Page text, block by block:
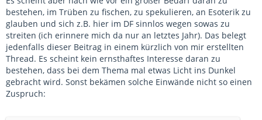
bestehen, im Trüben zu fischen, zu spekulieren, an Esoterik zu
glauben und sich z.B. hier im DF sinnlos wegen sowas zu
streiten (ich erinnere mich da nur an letztes Jahr). Das belegt
jedenfalls dieser Beitrag in einem kürzlich von mir erstellten
Thread. Es scheint kein ernsthaftes Interesse daran zu
bestehen, dass bei dem Thema mal etwas Licht ins Dunkel
gebracht wird. Sonst bekämen solche Einwände nicht so einen
Zuspruch: